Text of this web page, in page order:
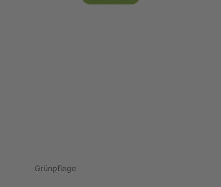
Grünpflege